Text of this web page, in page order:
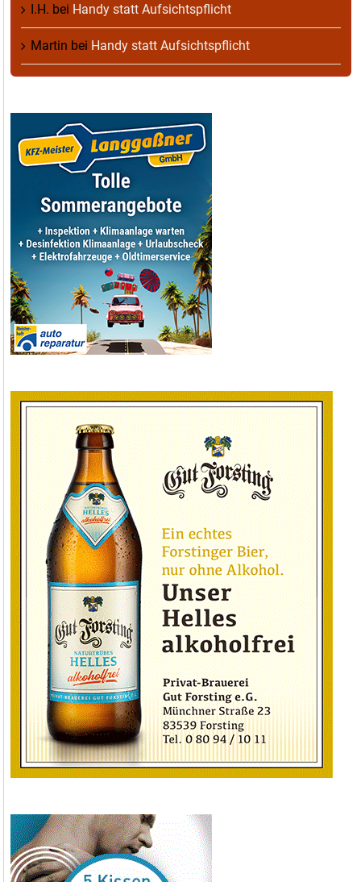
I.H. bei Handy statt Aufsichtspflicht
Martin bei Handy statt Aufsichtspflicht